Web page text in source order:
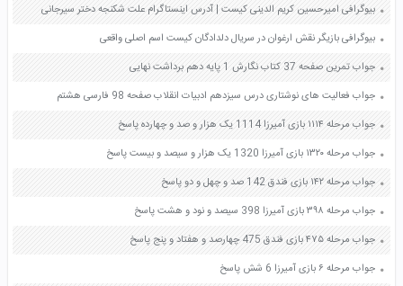
بیوگرافی امیرحسین کریم الدینی کیست | آدرس اینستاگرام علت شکنجه دختر سیرجانی
بیوگرافی بازیگر نقش ارغوان در سریال دلدادگان کیست اسم اصلی واقعی
جواب تمرین صفحه 37 کتاب نگارش 1 پایه دهم برداشت نهایی
جواب فعالیت های نوشتاری درس سیزدهم ادبیات انقلاب صفحه 98 فارسی هشتم
جواب مرحله ۱۱۱۴ بازی آمیرزا 1114 یک هزار و صد و چهارده پاسخ
جواب مرحله ۱۳۲۰ بازی آمیرزا 1320 یک هزار و سیصد و بیست پاسخ
جواب مرحله ۱۴۲ بازی فندق 142 صد و چهل و دو پاسخ
جواب مرحله ۳۹۸ بازی آمیرزا 398 سیصد و نود و هشت پاسخ
جواب مرحله ۴۷۵ بازی فندق 475 چهارصد و هفتاد و پنج پاسخ
جواب مرحله ۶ بازی آمیرزا 6 شش پاسخ